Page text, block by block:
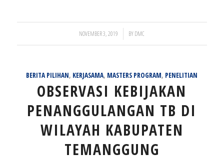
NOVEMBER 3, 2019
/ BYDMC
BERITA PILIHAN, KERJASAMA, MASTERS PROGRAM, PENELITIAN
OBSERVASI KEBIJAKAN
PENANGGULANGAN TB DI
WILAYAH KABUPATEN
TEMANGGUNG